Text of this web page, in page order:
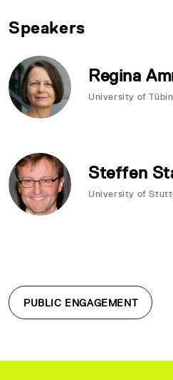
Speakers
Regina
University of
Steffen
University of
PUBLIC ENGAGEMENT